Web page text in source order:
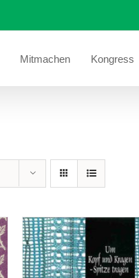
Mitmachen Kongress